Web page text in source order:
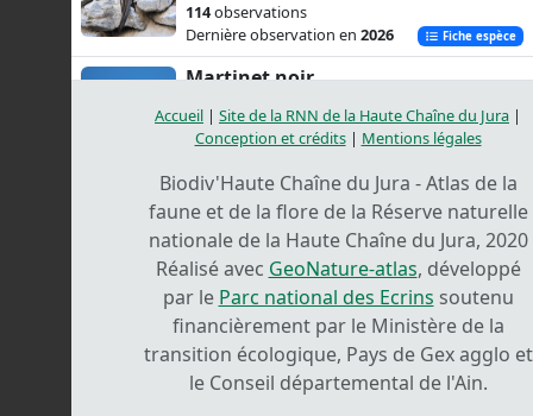
114observations
Dernière observation en 2026 Fiche espèce
Martinet noir
Apus apus (Linnaeus, 1758)
173observations
Accueil | Site de la RNN de la Haute Chaîne du Jura |
Conception et crédits| Mentions légales
Biodiv'Haute Chaîne du Jura - Atlas de la
faune et de la flore de la Réserve naturelle
nationale de la Haute Chaîne du Jura, 2020
Réalisé avec GeoNature-atlas, développé
par le Parc national des Ecrins soutenu
financièrement par le Ministère de la
transition écologique, Pays de Gex agglo et
le Conseil départemental de l'Ain.